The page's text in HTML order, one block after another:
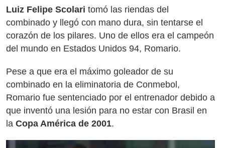
Luiz Felipe Scolari tomó las riendas del
combinado y llegó con mano dura, sin tentarse el
corazón de los pilares. Uno de ellos era el campeón
del mundo en Estados Unidos 94, Romario.
Pese a que era el máximo goleador de su
combinado en la eliminatoria de Conmebol,
Romario fue sentenciado por el entrenador debido a
que inventó una lesión para no estar con Brasil en
la Copa América de 2001.